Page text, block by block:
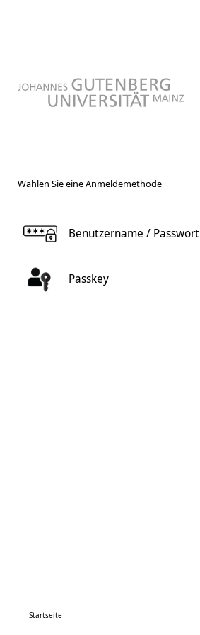
Wählen Sie eine Anmeldemethode
Benutzername / Passwort
Passkey
Startseite